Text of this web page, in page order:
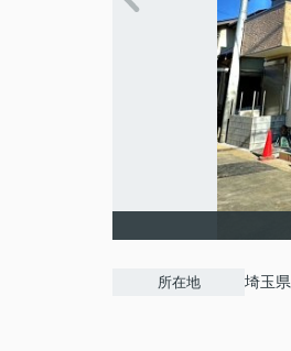
所在地 埼玉県